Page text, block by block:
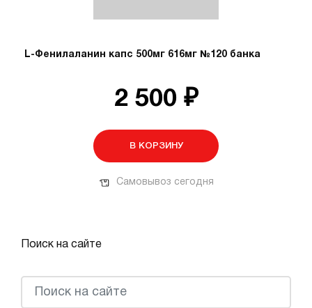
L-Фенилаланин капс 500мг 616мг №120 банка
2 500 ₽
В КОРЗИНУ
Самовывоз сегодня
Поиск на сайте